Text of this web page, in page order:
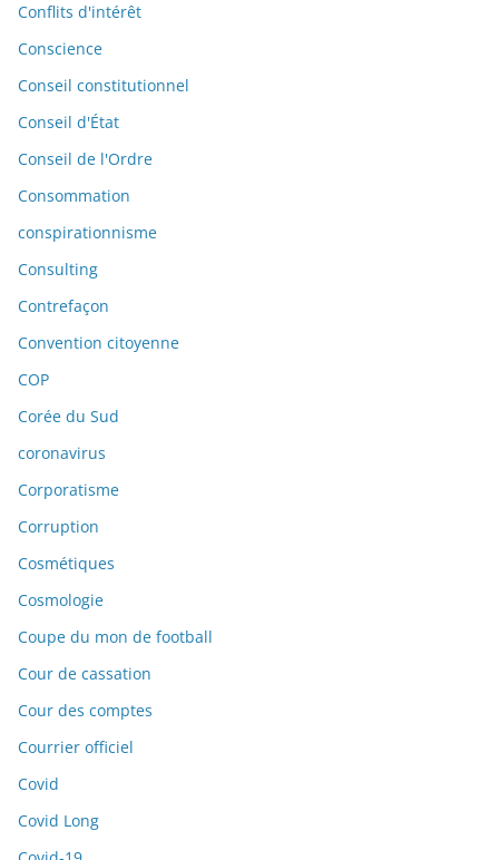
Conflits d'intérêt
Conscience
Conseil constitutionnel
Conseil d'État
Conseil de l'Ordre
Consommation
conspirationnisme
Consulting
Contrefaçon
Convention citoyenne
COP
Corée du Sud
coronavirus
Corporatisme
Corruption
Cosmétiques
Cosmologie
Coupe du mon de football
Cour de cassation
Cour des comptes
Courrier officiel
Covid
Covid Long